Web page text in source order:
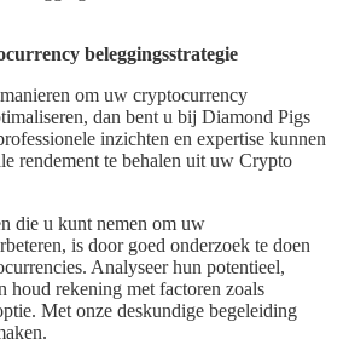
beleggingsstrategie
om uw cryptocurrency
dan bent u bij Diamond Pigs
inzichten en expertise kunnen
rendement te behalen uit uw Crypto
die u kunt nemen om uw
is door goed onderzoek te doen
Analyseer hun potentieel,
houd rekening met factoren zoals
Met onze deskundige begeleiding